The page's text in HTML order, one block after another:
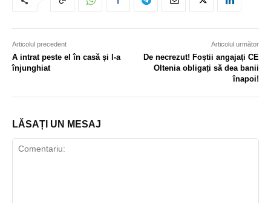
Articolul precedent
A intrat peste el în casă și l-a
înjunghiat
Articolul următor
De necrezut! Foștii angajați CE
Oltenia obligați să dea banii
înapoi!
LĂSAȚI UN MESAJ